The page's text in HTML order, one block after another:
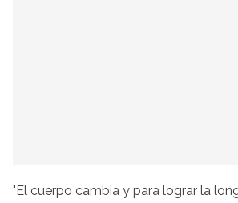
"El cuerpo cambia y para lograr la